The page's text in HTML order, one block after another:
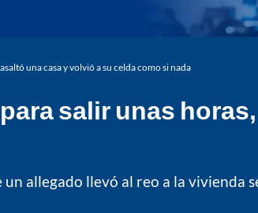
una casa y volvió a su celda como si nada
salir unas
allegado llevó al reo a la vivienda